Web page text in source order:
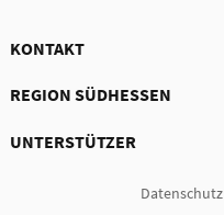
KONTAKT
REGION SÜDHESSEN
UNTERSTÜTZER
Datenschutz